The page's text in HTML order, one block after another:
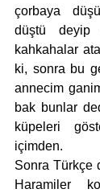
çorbaya
düştü deyip
kahkahalar
ki, sonra bu
annecim
bak bunlar
küpeleri
içimden.
Sonra Türkçe
Haramiler